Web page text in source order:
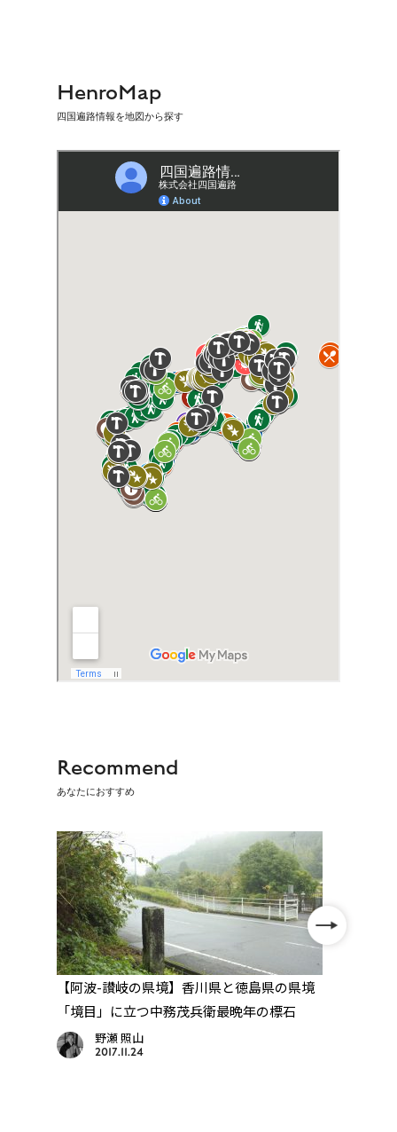
HenroMap
四国遍路情報を地図から探す
Recommend
あなたにおすすめ
【阿波-讃岐の県境】香川県と徳島県の県境
「境目」に立つ中務茂兵衛最晩年の標石
野瀬 照山
2017.11.24